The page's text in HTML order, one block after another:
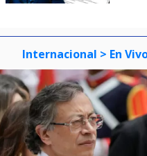
Internacional > En